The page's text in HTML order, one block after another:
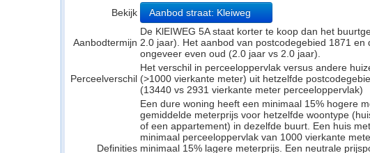
Bekijk
Aanbod straat: Kleiweg
Aanbodtermijn
De KlEIWEG 5A staat korter te koop dan het
2.0 jaar). Het aanbod van postcodegebied 1871 en
ongeveer even oud (2.0 jaar vs 2.0 jaar).
Perceelverschil
Het verschil in perceeloppervlak versus andere
(>1000 vierkante meter) uit hetzelfde
(13440 vs 2931 vierkante meter perceeloppervlak)
Definities
Een dure woning heeft een minimaal 15% hogere
gemiddelde meterprijs voor hetzelfde woontype
of een appartement) in dezelfde buurt. Een huis
minimaal perceeloppervlak van 1000 vierkante
minimaal 15% lagere meterprijs. Een neutrale